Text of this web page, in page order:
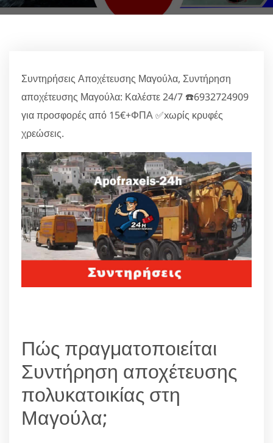
Συντηρήσεις Αποχέτευσης Μαγούλα, Συντήρηση
αποχέτευσης Μαγούλα: Καλέστε 24/7 ☎️6932724909
για προσφορές από 15€+ΦΠΑ ✅xωρίς κρυφές
χρεώσεις.
Πώς πραγματοποιείται
Συντήρηση αποχέτευσης
πολυκατοικίας στη
Μαγούλα;